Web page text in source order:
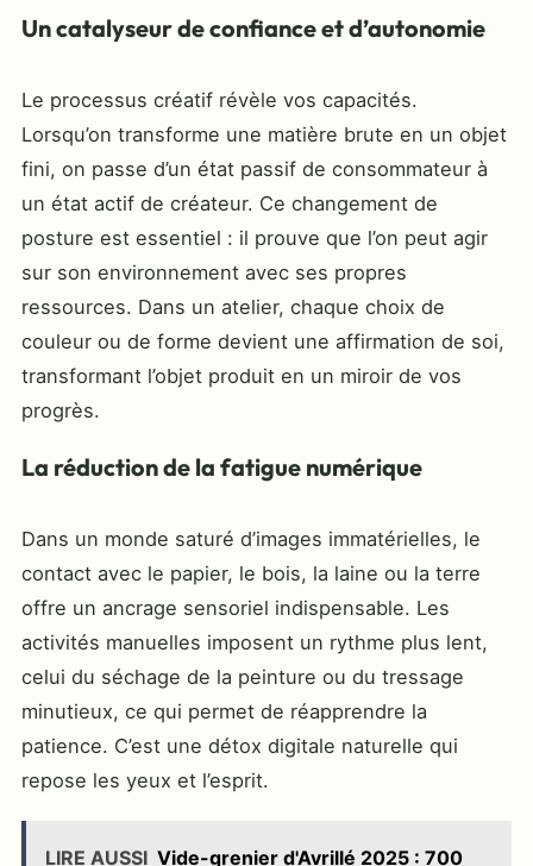
Un catalyseur de confiance et d’autonomie
Le processus créatif révèle vos capacités.
Lorsqu’on transforme une matière brute en un objet
fini, on passe d’un état passif de consommateur à
un état actif de créateur. Ce changement de
posture est essentiel : il prouve que l’on peut agir
sur son environnement avec ses propres
ressources. Dans un atelier, chaque choix de
couleur ou de forme devient une affirmation de soi,
transformant l’objet produit en un miroir de vos
progrès.
La réduction de la fatigue numérique
Dans un monde saturé d’images immatérielles, le
contact avec le papier, le bois, la laine ou la terre
offre un ancrage sensoriel indispensable. Les
activités manuelles imposent un rythme plus lent,
celui du séchage de la peinture ou du tressage
minutieux, ce qui permet de réapprendre la
patience. C’est une détox digitale naturelle qui
repose les yeux et l’esprit.
LIRE AUSSI Vide-grenier d'Avrillé 2025 : 700